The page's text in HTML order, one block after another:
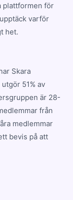
plattformen för
varför
het.
Skara
51% av
är 28-
från
medlemmar
bevis på att